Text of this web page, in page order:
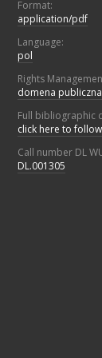
Format:
application/pdf
Language:
pol
Rights
domena publiczna
Full bibliographic
click here to
Call number DL
DL.001305